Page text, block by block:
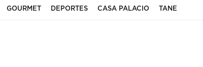
GOURMET DEPORTES CASA PALACIO TANE